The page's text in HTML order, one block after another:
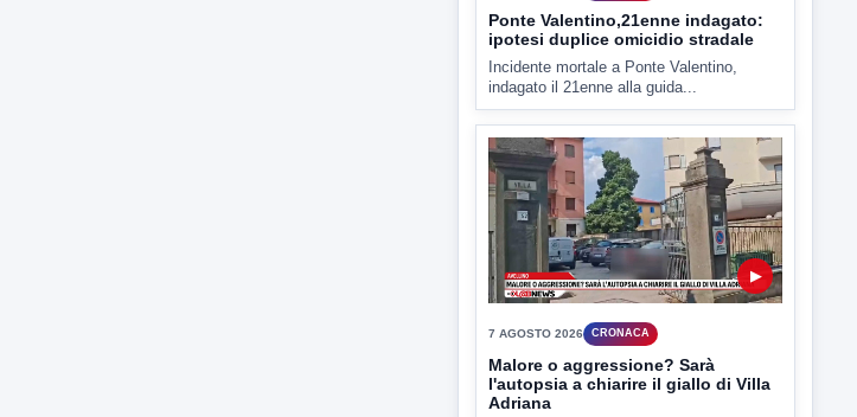
7 AGOSTO 2026
Ponte Valentino,21enne indagato:
Incidente mortale a Ponte Valentino,
indagato il 21enne alla guida...
7 AGOSTO 2026